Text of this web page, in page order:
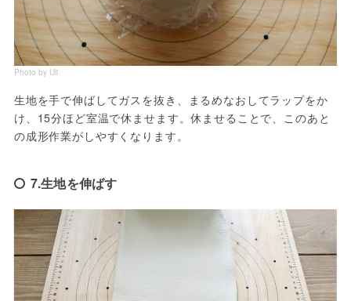
Photo by Uli
生地を手で伸ばしてガスを抜き、まるめなおしてラップをか
け、15分ほど室温で休ませます。休ませることで、このあと
の成形作業がしやすくなります。
7.生地を伸ばす